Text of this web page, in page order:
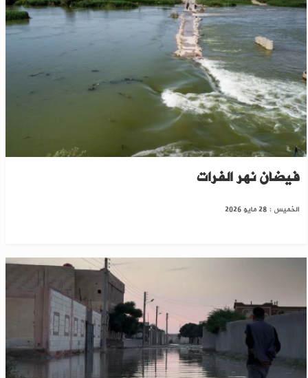
دير الزور: خطة طوارئ لتأمين مياه الشرب بعد
فيضان نهر الفرات
الخميس : 28 مايو 2026